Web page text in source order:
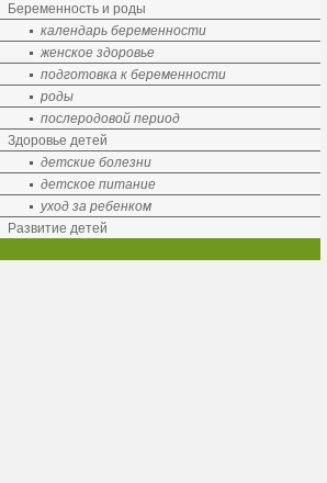
Беременность и роды
календарь беременности
женское здоровье
подготовка к беременности
роды
послеродовой период
Здоровье детей
детские болезни
детское питание
уход за ребенком
Развитие детей